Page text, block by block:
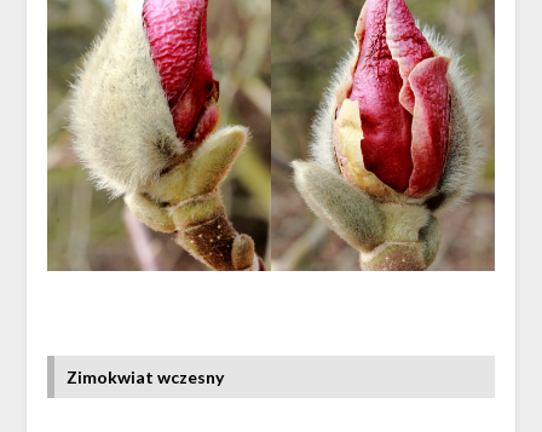
Zimokwiat wczesny